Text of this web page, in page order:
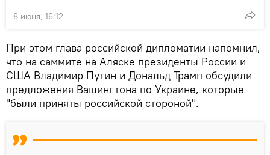
8 июня, 16:12
При этом глава российской дипломатии напомнил,
что на саммите на Аляске президенты России и
США Владимир Путин и Дональд Трамп обсудили
предложения Вашингтона по Украине, которые
"были приняты российской стороной".